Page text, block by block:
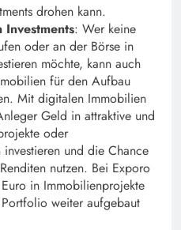
drohen kann.
: Wer keine
oder an der Börse in
möchte, kann auch
für den Aufbau
Mit digitalen Immobilien
Geld in attraktive und
oder
investieren und die Chance
nutzen. Bei Exporo
in Immobilienprojekte
weiter aufgebaut